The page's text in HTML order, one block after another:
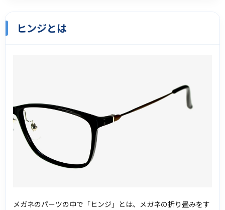
ヒンジとは
メガネのパーツの中で「ヒンジ」とは、メガネの折り畳みをす